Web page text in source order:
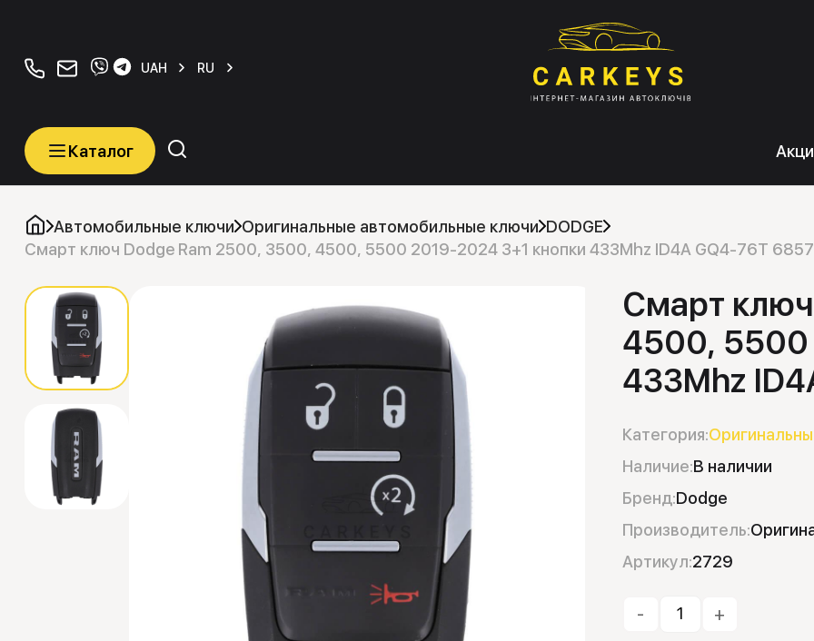
+380934077070
orders@carkeys.com.ua
UAH RU
Каталог
Каталог
Категории
Транспордеры (Чипы)
Программаторы
Эмуляторы
Автомобильные ключи Оригинальные автомобильные ключи DODGE
Смарт ключ Dodge Ram 2500, 3500, 4500, 5500 2019-2024 3+1 кнопки 433Mhz ID4A GQ4-76T
Смарт
4500, 5500
433Mhz
Категория:
Наличие:В наличии
Бренд:Dodge
Производитель:
Артикул:2729
- +